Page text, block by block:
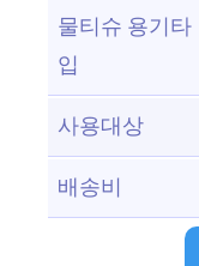
물티슈 용기타
입
사용대상
배송비